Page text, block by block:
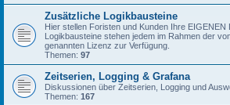
Zusätzliche Logikbausteine
Hier stellen Foristen und Kunden Ihre EIGENEN
Logikbausteine stehen jedem im Rahmen der
genannten Lizenz zur Verfügung.
Themen: 97
Zeitserien, Logging & Grafana
Diskussionen über Zeitserien, Logging und
Themen: 167